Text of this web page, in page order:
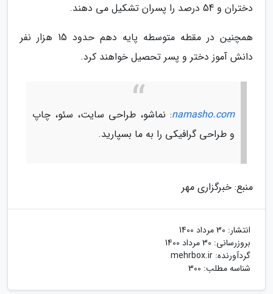
دختران و 54 درصد را پسران تشکیل می دهند.
همچنین در مقطه متوسطه پایه دهم حدود 15 هزار نفر
دانش آموز دختر و پسر تحصیل خواهند کرد.
namasho.com: نماشو، طراحی سایت، سئو، چاپ
و طراحی گرافیکی را به ما بسپارید.
منبع: خبرگزاری مهر
انتشار: 30 مرداد 1400
بروزرسانی: 30 مرداد 1400
گردآورنده: mehrbox.ir
شناسه مطلب: 300